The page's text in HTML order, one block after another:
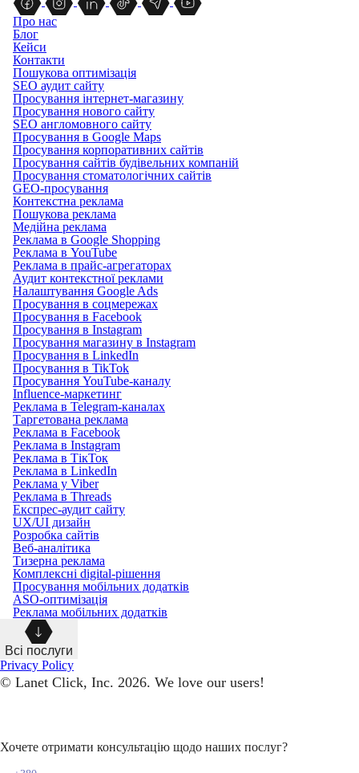
Про нас
Блог
Кейси
Контакти
Пошукова оптимізація
SEO аудит сайту
Просування інтернет-магазину
Просування нового сайту
SEO англомовного сайту
Просування в Google Maps
Просування корпоративних сайтів
Просування сайтів будівельних компаній
Просування стоматологічних сайтів
GEO-просування
Контекстна реклама
Пошукова реклама
Медійна реклама
Реклама в Google Shopping
Реклама в YouTube
Реклама в прайс-агрегаторах
Аудит контекстної реклами
Налаштування Google Ads
Просування в соцмережах
Просування в Facebook
Просування в Instagram
Просування магазину в Instagram
Просування в LinkedIn
Просування в TikTok
Просування YouTube-каналу
Influence-маркетинг
Реклама в Telegram-каналах
Таргетована реклама
Реклама в Facebook
Реклама в Instagram
Реклама в ТікТок
Реклама в LinkedIn
Реклама у Viber
Реклама в Threads
Експрес-аудит сайту
UX/UI дизайн
Розробка сайтів
Веб-аналітика
Тизерна реклама
Комплексні digital-рішення
Просування мобільних додатків
ASO-оптимізація
Реклама мобільних додатків
Всі послуги
Privacy Policy
© Lanet Click, Inc. 2026. We love our users!
Хочете отримати консультацію щодо наших послуг?